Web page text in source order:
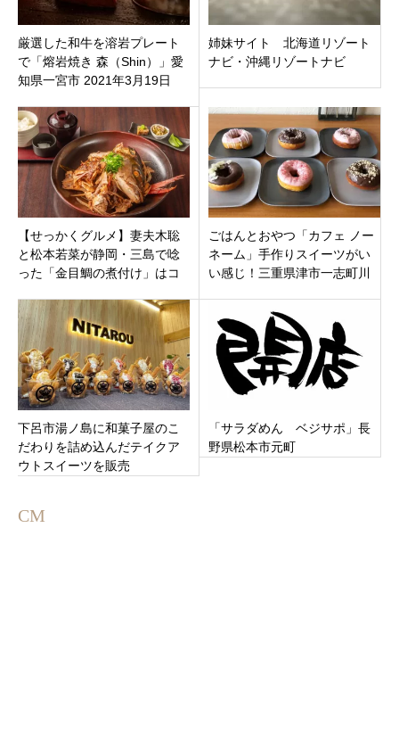
厳選した和牛を溶岩プレート
で「熔岩焼き 森（Shin）」愛
知県一宮市 2021年3月19日
姉妹サイト 北海道リゾート
ナビ・沖縄リゾートナビ
【せっかくグルメ】妻夫木聡
と松本若菜が静岡・三島で唸
った「金目鯛の煮付け」はコ
解説！
ごはんとおやつ「カフェ ノー
ネーム」手作りスイーツがい
い感じ！三重県津市一志町川
下呂市湯ノ島に和菓子屋のこ
だわりを詰め込んだテイクア
ウトスイーツを販売
「サラダめん ベジサポ」長
野県松本市元町
CM